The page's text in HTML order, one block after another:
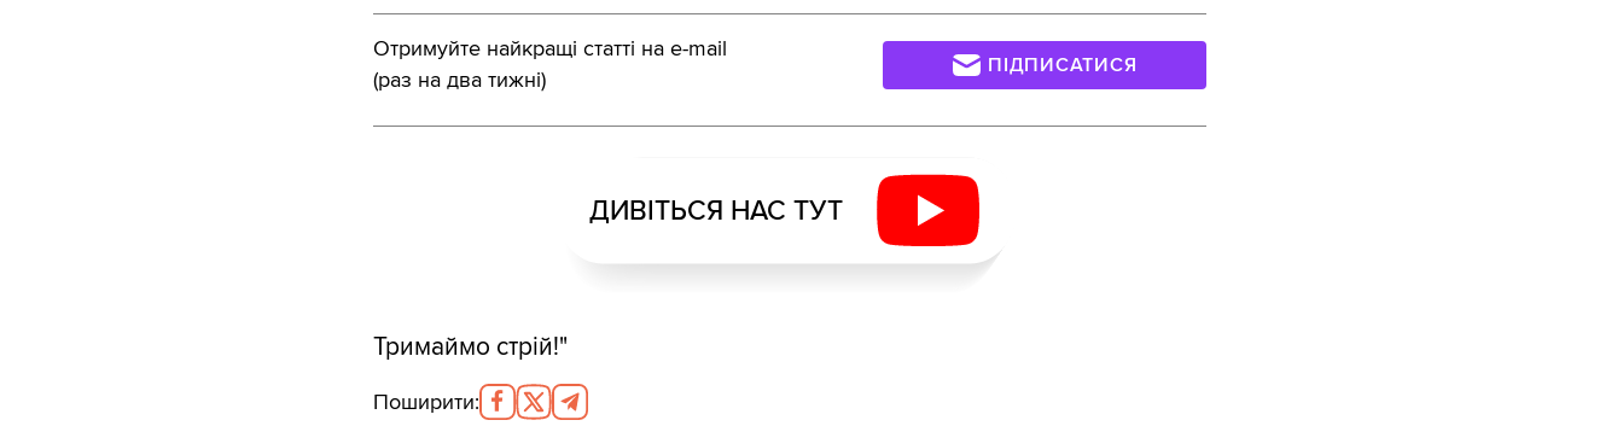
Отримуйте найкращі статті на e-mail
(раз на два тижні)
ПІДПИСАТИСЯ
ДИВІТЬСЯ НАС ТУТ
Тримаймо стрій!"
Поширити: